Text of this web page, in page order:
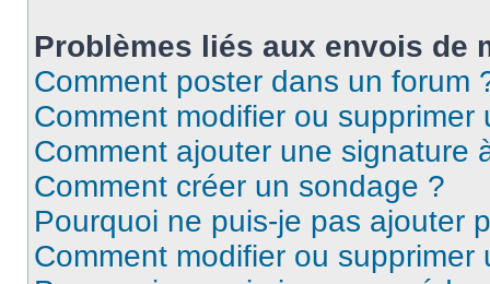
Problèmes liés aux envois de
Comment poster dans un forum
Comment modifier ou supprimer
Comment ajouter une signature
Comment créer un sondage ?
Pourquoi ne puis-je pas ajouter
Comment modifier ou supprimer